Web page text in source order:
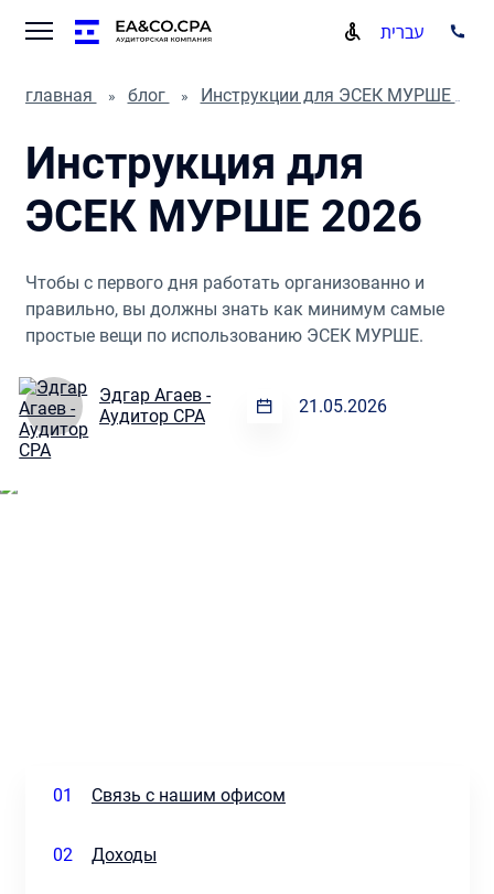
עברית
главная блог Инструкции для ЭСЕК МУРШЕ
Инструкция для
ЭСЕК МУРШЕ 2026
Чтобы с первого дня работать организованно и
правильно, вы должны знать как минимум самые
простые вещи по использованию ЭСЕК МУРШЕ.
Эдгар Агаев -
Аудитор CPA
21.05.2026
01 Связь с нашим офисом
02 Доходы